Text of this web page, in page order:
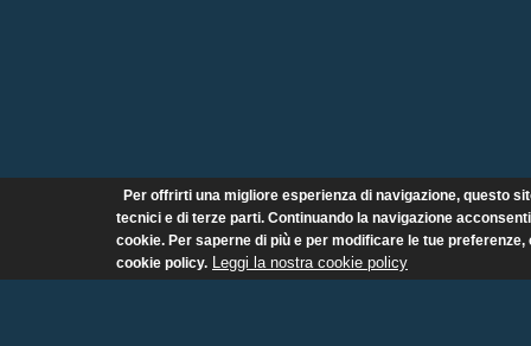
Per offrirti una migliore esperienza di navigazione, questo
tecnici e di terze parti. Continuando la navigazione
cookie. Per saperne di più e per modificare le tue
cookie policy. Leggi la nostra cookie policy